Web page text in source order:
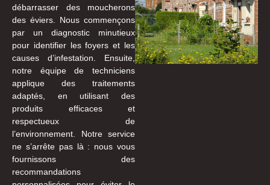
débarrasser des moucherons
des éviers. Nous commençons
par un diagnostic minutieux
pour identifier les foyers et les
causes d’infestation. Ensuite,
notre équipe de techniciens
applique des traitements
adaptés, en utilisant des
produits efficaces et
respectueux de
l’environnement. Notre service
ne s’arrête pas là : nous vous
fournissons des
recommandations